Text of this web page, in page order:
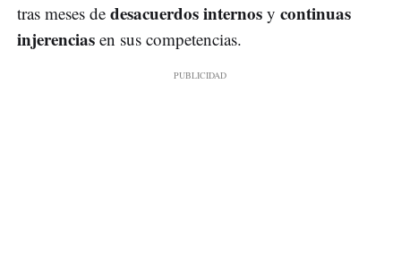
tras meses de desacuerdos internos y continuas
injerencias en sus competencias.